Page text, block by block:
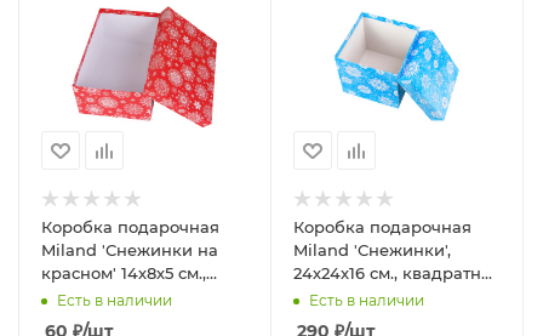
Коробка подарочная
Miland 'Снежинки на
красном' 14х8х5 см.,
прямоугольная (Серия
10в1), картон, 1499
Есть в наличии
60 ₽/шт
Коробка подарочная
Miland 'Снежинки',
24х24х16 см., квадратная
(Серия 5в1), картон, 1901
Есть в наличии
290 ₽/шт